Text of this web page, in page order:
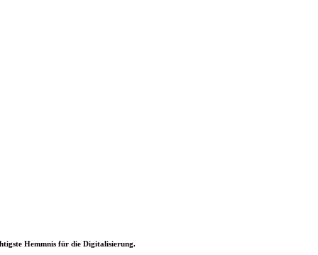
Hemmnis für die Digitalisierung.